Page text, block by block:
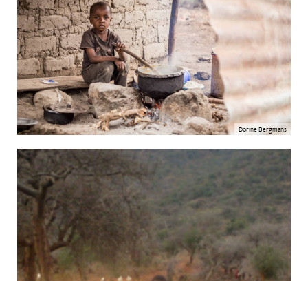
Dorine Bergmans